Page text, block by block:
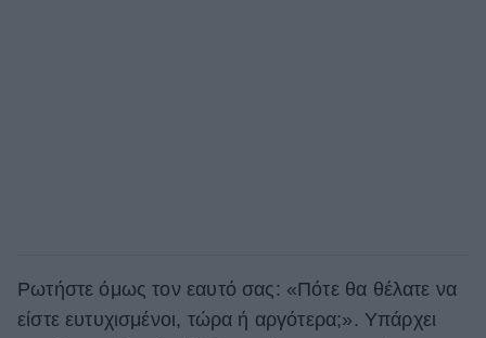
Ρωτήστε όμως τον εαυτό σας: «Πότε θα θέλατε να
είστε ευτυχισμένοι, τώρα ή αργότερα;». Υπάρχει